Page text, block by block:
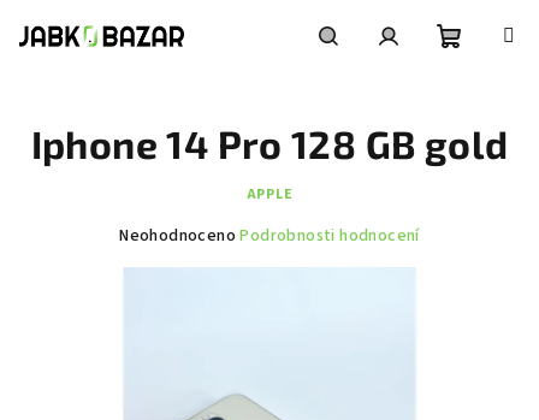
košík
Iphone 14 Pro 128 GB gold
APPLE
Průměrné
Neohodnoceno Podrobnosti hodnocení